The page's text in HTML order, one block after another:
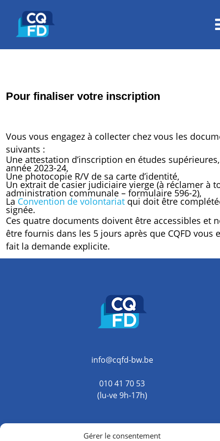
Gérer le consentement
Pour finaliser votre inscription
Vous vous engagez à collecter chez vous les
suivants :
Une attestation d’inscription en études supérieures,
année 2023-24,
Une photocopie R/V de sa carte d’identité,
Un extrait de casier judiciaire vierge (à réclamer à
administration communale – formulaire 596-2),
La Convention de volontariat qui doit être
signée.
Ces quatre documents doivent être accessibles et
être fournis dans les 5 jours après que CQFD vous
fait la demande explicite.
info@cqfd-bw.be
010 41 70 53
(lu-ve 9h-17h)